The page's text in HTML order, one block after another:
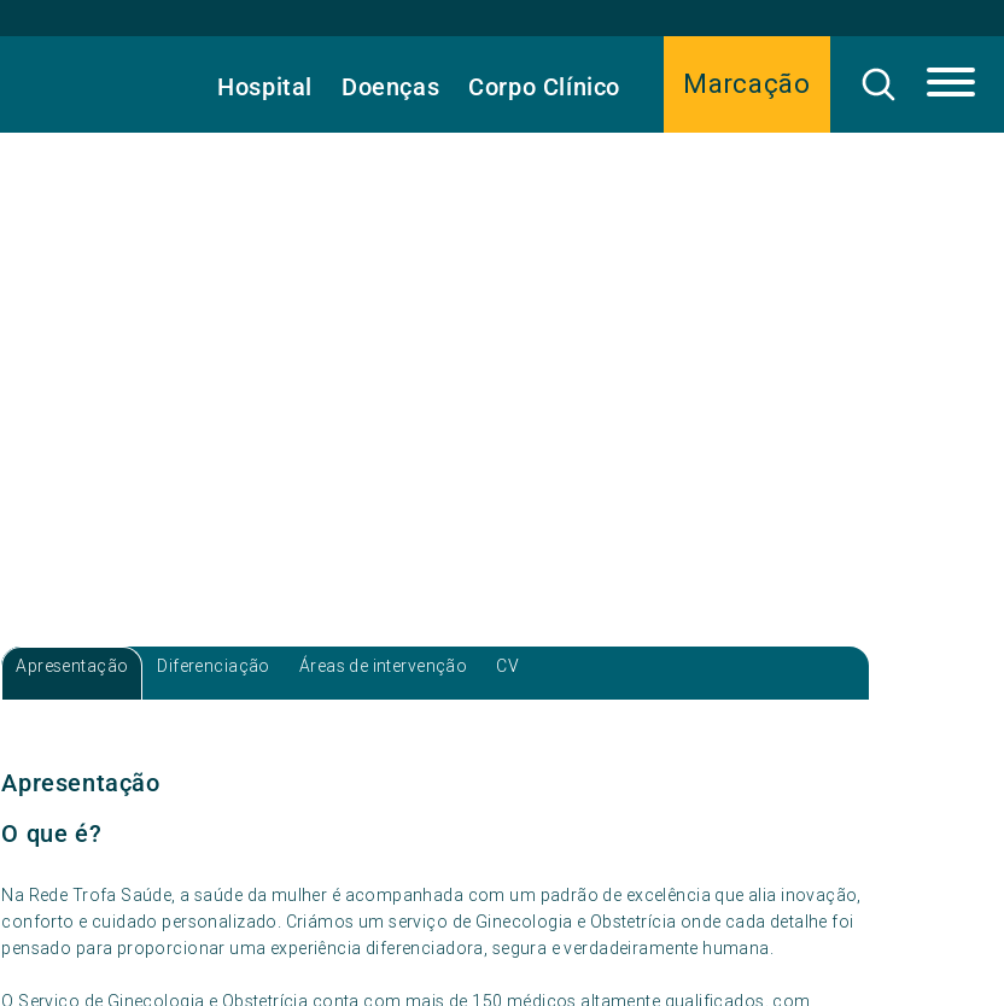
Marcação
Hospital Doenças Corpo Clínico
Apresentação Diferenciação Áreas de intervenção CV
Apresentação
O que é?
Na Rede Trofa Saúde, a saúde da mulher é acompanhada com um padrão de excelência que alia inovação,
conforto e cuidado personalizado. Criámos um serviço de Ginecologia e Obstetrícia onde cada detalhe foi
pensado para proporcionar uma experiência diferenciadora, segura e verdadeiramente humana.
O Serviço de Ginecologia e Obstetrícia conta com mais de 150 médicos altamente qualificados, com